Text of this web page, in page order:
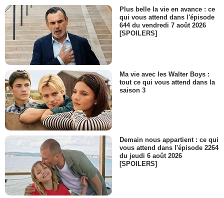
Plus belle la vie en avance : ce
qui vous attend dans l'épisode
644 du vendredi 7 août 2026
[SPOILERS]
Ma vie avec les Walter Boys :
tout ce qui vous attend dans la
saison 3
Demain nous appartient : ce qui
vous attend dans l'épisode 2264
du jeudi 6 août 2026
[SPOILERS]